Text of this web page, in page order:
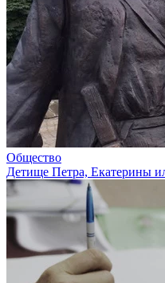
Общество
Детище Петра, Екатерины